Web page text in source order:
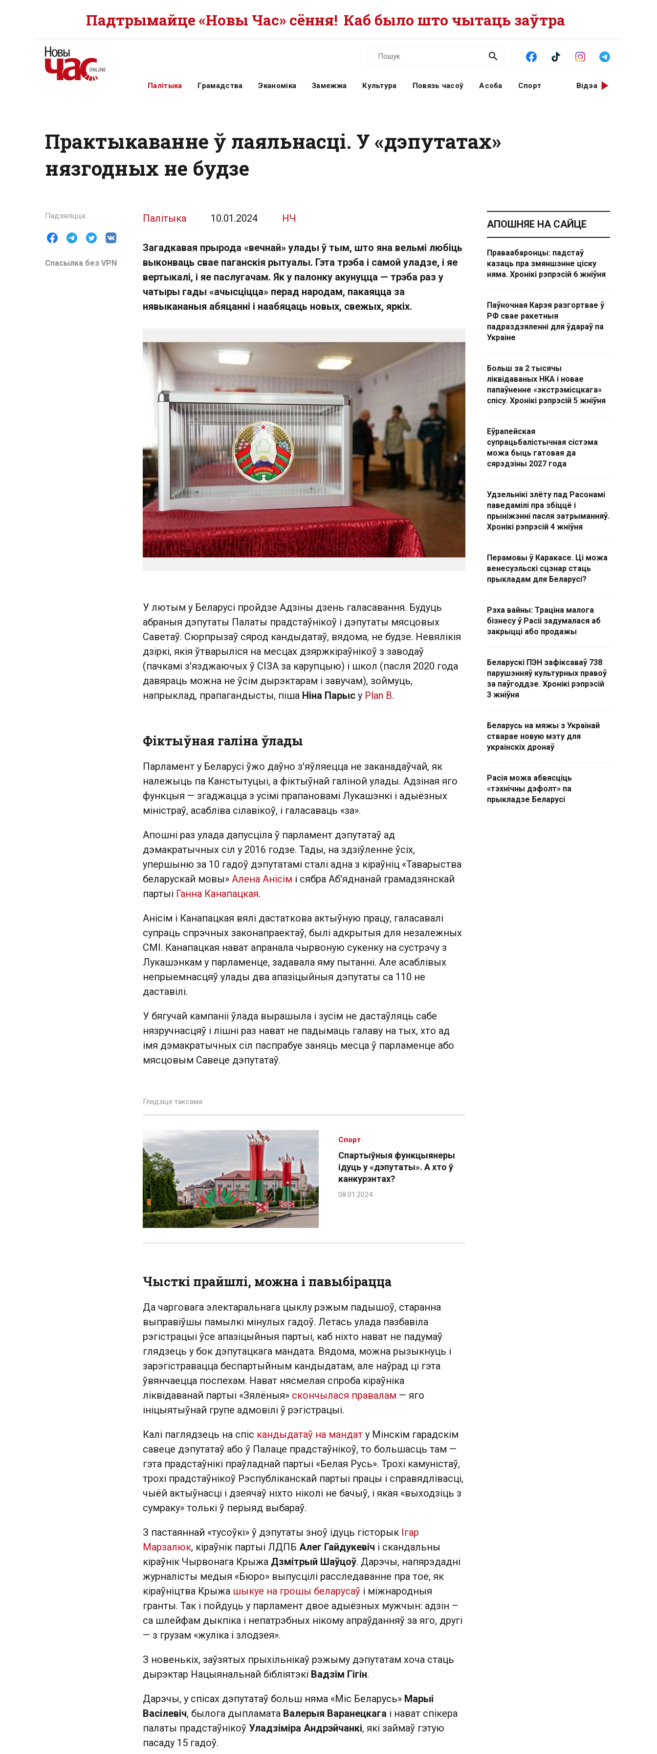
Падтрымайце «Новы Час» сёння! Каб было што чытаць заўтра
Палітыка Грамадства Эканоміка Замежжа Культура Повязь часоў Асоба Спорт Відэа
Практыкаванне ў лаяльнасці. У «дэпутатах»
нязгодных не будзе
Спасылка без VPN
Палітыка 10.01.2024 НЧ
Загадкавая прырода «вечнай» улады ў тым, што яна вельмі любіць
выконваць свае паганскія рытуалы. Гэта трэба і самой уладзе, і яе
вертыкалі, і яе паслугачам. Як у палонку акунуцца — трэба раз у
чатыры гады «ачысціцца» перад народам, пакаяцца за
нявыкананыя абяцанні і наабяцаць новых, свежых, яркіх.
У лютым у Беларусі пройдзе Адзіны дзень галасавання. Будуць
абраныя дэпутаты Палаты прадстаўнікоў і дэпутаты мясцовых
Саветаў. Сюрпрызаў сярод кандыдатаў, вядома, не будзе. Невялікія
дзіркі, якія ўтварыліся на месцах дзяржкіраўнікоў з заводаў
(пачкамі з'язджаючых ў СІЗА за карупцыю) і школ (пасля 2020 года
давяраць можна не ўсім дырэктарам і завучам), зоймуць,
напрыклад, прапагандысты, піша Ніна Парыс у Plan B.
Фіктыўная галіна ўлады
Парламент у Беларусі ўжо даўно з'яўляецца не заканадаўчай, як
належыць па Канстытуцыі, а фіктыўнай галіной улады. Адзіная яго
функцыя — згаджацца з усімі прапановамі Лукашэнкі і адыёзных
міністраў, асабліва сілавікоў, і галасаваць «за».
Апошні раз улада дапусціла ў парламент дэпутатаў ад
дэмакратычных сіл у 2016 годзе. Тады, на здзіўленне ўсіх,
упершыню за 10 гадоў дэпутатамі сталі адна з кіраўніц «Таварыства
беларускай мовы» Алена Анісім і сябра Аб'яднанай грамадзянскай
партыі Ганна Канапацкая.
Анісім і Канапацкая вялі дастаткова актыўную працу, галасавалі
супраць спрэчных законапраектаў, былі адкрытыя для незалежных
СМІ. Канапацкая нават апранала чырвоную сукенку на сустрэчу з
Лукашэнкам у парламенце, задавала яму пытанні. Але асаблівых
непрыемнасцяў улады два апазіцыйныя дэпутаты са 110 не
даставілі.
У бягучай кампаніі ўлада вырашыла і зусім не дастаўляць сабе
нязручнасцяў і лішні раз нават не падымаць галаву на тых, хто ад
імя дэмакратычных сіл паспрабуе заняць месца ў парламенце або
мясцовым Савеце дэпутатаў.
Глядзіце таксама
Спартыўныя функцыянеры
ідуць у «дэпутаты». А хто ў
канкурэнтах?
Спорт
Чысткі прайшлі, можна і павыбірацца
Да чарговага электаральнага цыклу рэжым падышоў, старанна
выправіўшы памылкі мінулых гадоў. Летась улада пазбавіла
рэгістрацыі ўсе апазіцыйныя партыі, каб ніхто нават не падумаў
глядзець у бок дэпутацкага мандата. Вядома, можна рызыкнуць і
зарэгістравацца беспартыйным кандыдатам, але наўрад ці гэта
ўвянчаецца поспехам. Нават нясмелая спроба кіраўніка
ліквідаванай партыі «Зялёныя» скончылася правалам — яго
ініцыятыўнай групе адмовілі ў рэгістрацыі.
Калі паглядзець на спіс кандыдатаў на мандат у Мінскім гарадскім
савеце дэпутатаў або ў Палаце прадстаўнікоў, то большасць там —
гэта прадстаўнікі праўладнай партыі «Белая Русь». Трохі камуністаў,
трохі прадстаўнікоў Рэспубліканскай партыі працы і справядлівасці,
чыёй актыўнасці і дзеячаў ніхто ніколі не бачыў, і якая «выходзіць з
сумраку» толькі ў перыяд выбараў.
З пастаяннай «тусоўкі» ў дэпутаты зноў ідуць гісторык Ігар
Марзалюк, кіраўнік партыі ЛДПБ Алег Гайдукевіч і скандальны
кіраўнік Чырвонага Крыжа Дзмітрый Шаўцоў. Дарэчы, напярэдадні
журналісты медыя «Бюро» выпусцілі расследаванне пра тое, як
кіраўніцтва Крыжа шыкуе на грошы беларусаў і міжнародныя
гранты. Так і пойдуць у парламент двое адыёзных мужчын: адзін –
са шлейфам дыкпіка і непатрэбных нікому апраўданняў за яго, другі
— з грузам «жуліка і злодзея».
З новенькіх, заўзятых прыхільнікаў рэжыму дэпутатам хоча стаць
дырэктар Нацыянальнай бібліятэкі Вадзім Гігін.
Дарэчы, у спісах дэпутатаў больш няма «Міс Беларусь» Марыі
Васілевіч, былога дыпламата Валерыя Варанецкага і нават спікера
палаты прадстаўнікоў Уладзіміра Андрэйчанкі, які займаў гэтую
пасаду 15 гадоў.
АПОШНЯЕ НА САЙЦЕ
Праваабаронцы: падстаў
казаць пра змяншэнне ціску
няма. Хронікі рэпрэсій 6 жніўня
Паўночная Карэя разгортвае ў
РФ свае ракетныя
падраздзяленні для ўдараў па
Украіне
Больш за 2 тысячы
ліквідаваных НКА і новае
папаўненне «экстрэмісцкага»
спісу. Хронікі рэпрэсій 5 жніўня
Еўрапейская
супрацьбалістычная сістэма
можа быць гатовая да
сярэдзіны 2027 года
Удзельнікі злёту пад Расонамі
паведамілі пра збіццё і
прыніжэнні пасля затрыманняў.
Хронікі рэпрэсій 4 жніўня
Перамовы ў Каракасе. Ці можа
венесуэльскі сцэнар стаць
прыкладам для Беларусі?
Рэха вайны: Траціна малога
бізнесу ў Расіі задумалася аб
закрыцці або продажы
Беларускі ПЭН зафіксаваў 738
парушэнняў культурных правоў
за паўгоддзе. Хронікі рэпрэсій
3 жніўня
Беларусь на мяжы з Украінай
стварае новую мэту для
украінскіх дронаў
Расія можа абвясціць
«тэхнічны дэфолт» па
прыкладзе Беларусі